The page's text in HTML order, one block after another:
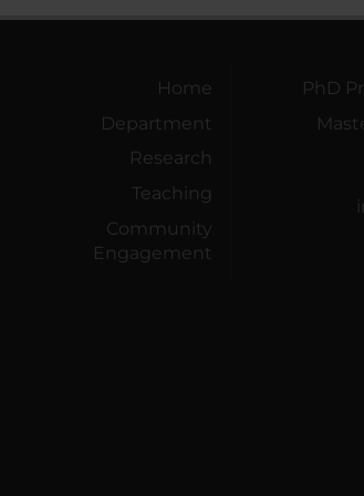
Home
Department
Research
Teaching
Community
Engagement
PhD